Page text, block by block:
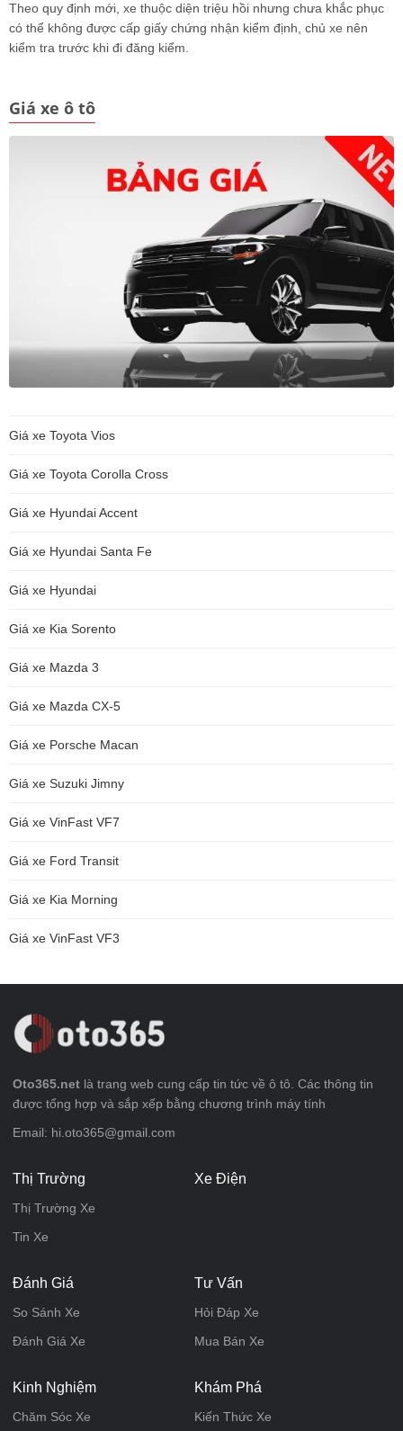
Theo quy định mới, xe thuộc diện triệu hồi nhưng chưa khắc phục
có thể không được cấp giấy chứng nhận kiểm định, chủ xe nên
kiểm tra trước khi đi đăng kiểm.
Giá xe ô tô
Giá xe Toyota Vios
Giá xe Toyota Corolla Cross
Giá xe Hyundai Accent
Giá xe Hyundai Santa Fe
Giá xe Hyundai
Giá xe Kia Sorento
Giá xe Mazda 3
Giá xe Mazda CX-5
Giá xe Porsche Macan
Giá xe Suzuki Jimny
Giá xe VinFast VF7
Giá xe Ford Transit
Giá xe Kia Morning
Giá xe VinFast VF3
Oto365.net là trang web cung cấp tin tức về ô tô. Các thông tin
được tổng hợp và sắp xếp bằng chương trình máy tính
Email: hi.oto365@gmail.com
Thị Trường
Thị Trường Xe
Tin Xe
Xe Điện
Đánh Giá
So Sánh Xe
Đánh Giá Xe
Tư Vấn
Hỏi Đáp Xe
Mua Bán Xe
Kinh Nghiệm
Chăm Sóc Xe
Khám Phá
Kiến Thức Xe